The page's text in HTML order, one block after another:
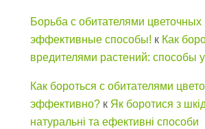
Борьба с обитателями цветочных
эффективные способы! к Как
вредителями растений: способы
Как бороться с обитателями
эффективно? к Як боротися з
натуральні та ефективні способи